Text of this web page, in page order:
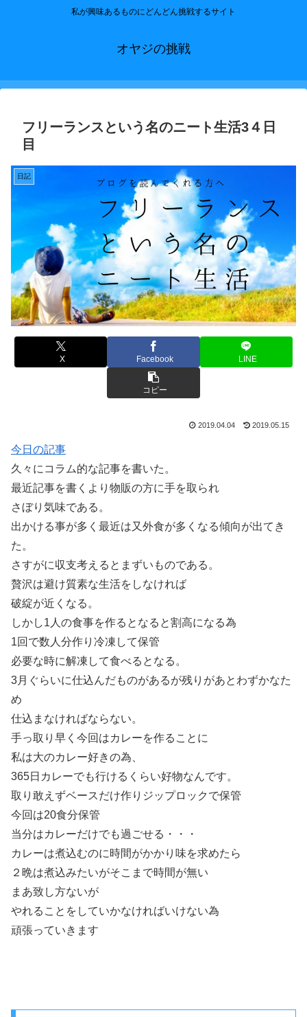
私が興味あるものにどんどん挑戦するサイト
オヤジの挑戦
フリーランスという名のニート生活3４日
目
日記
X Facebook LINE
コピー
2019.04.04 2019.05.15
今日の記事
久々にコラム的な記事を書いた。
最近記事を書くより物販の方に手を取られ
さぼり気味である。
出かける事が多く最近は又外食が多くなる傾向が出てき
た。
さすがに収支考えるとまずいものである。
贅沢は避け質素な生活をしなければ
破綻が近くなる。
しかし1人の食事を作るとなると割高になる為
1回で数人分作り冷凍して保管
必要な時に解凍して食べるとなる。
3月ぐらいに仕込んだものがあるが残りがあとわずかなた
め
仕込まなければならない。
手っ取り早く今回はカレーを作ることに
私は大のカレー好きの為、
365日カレーでも行けるくらい好物なんです。
取り敢えずベースだけ作りジップロックで保管
今回は20食分保管
当分はカレーだけでも過ごせる・・・
カレーは煮込むのに時間がかかり味を求めたら
２晩は煮込みたいがそこまで時間が無い
まあ致し方ないが
やれることをしていかなければいけない為
頑張っていきます